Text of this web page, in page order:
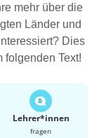
mehr über die
Länder und
Dies
folgenden Text!
Lehrer*​innen
fragen